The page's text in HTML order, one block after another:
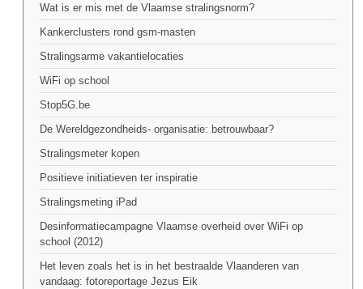
Wat is er mis met de Vlaamse stralingsnorm?
Kankerclusters rond gsm-masten
Stralingsarme vakantielocaties
WiFi op school
Stop5G.be
De Wereldgezondheids- organisatie: betrouwbaar?
Stralingsmeter kopen
Positieve initiatieven ter inspiratie
Stralingsmeting iPad
Desinformatiecampagne Vlaamse overheid over WiFi op
school (2012)
Het leven zoals het is in het bestraalde Vlaanderen van
vandaag: fotoreportage Jezus Eik